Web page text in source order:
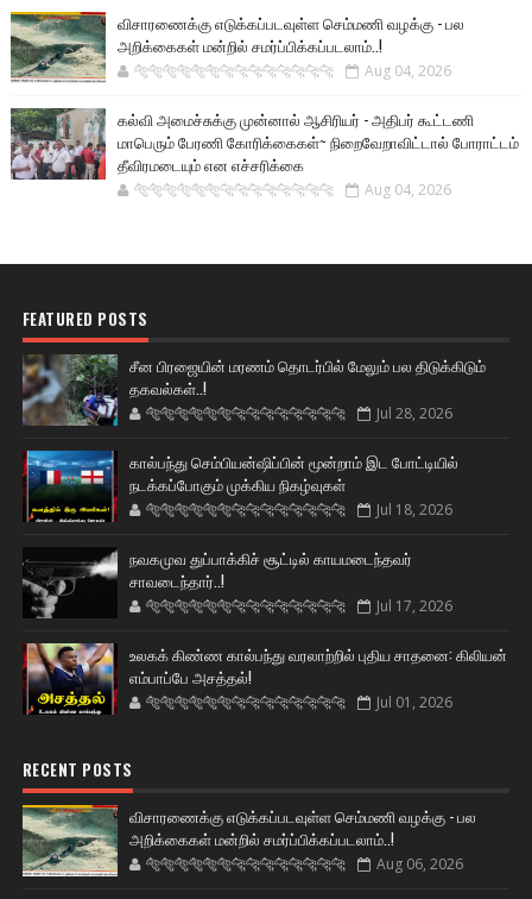
விசாரணைக்கு எடுக்கப்படவுள்ள செம்மணி வழக்கு - பல
அறிக்கைகள் மன்றில் சமர்ப்பிக்கப்படலாம்..!
🐅🐅🐅🐅🐅🐅🐆🐆🐆🐆🐆🐆🐆🐆 Aug 04, 2026
கல்வி அமைச்சுக்கு முன்னால் ஆசிரியர் - அதிபர் கூட்டணி
மாபெரும் பேரணி கோரிக்கைகள்~ நிறைவேறாவிட்டால் போராட்டம்
தீவிரமடையும் என எச்சரிக்கை
🐅🐅🐅🐅🐅🐅🐆🐆🐆🐆🐆🐆🐆🐆 Aug 04, 2026
FEATURED POSTS
சீன பிரஜையின் மரணம் தொடர்பில் மேலும் பல திடுக்கிடும்
தகவல்கள்..!
🐅🐅🐅🐅🐅🐅🐆🐆🐆🐆🐆🐆🐆🐆 Jul 28, 2026
கால்பந்து செம்பியன்ஷிப்பின் மூன்றாம் இட போட்டியில்
நடக்கப்போகும் முக்கிய நிகழ்வுகள்
🐅🐅🐅🐅🐅🐅🐆🐆🐆🐆🐆🐆🐆🐆 Jul 18, 2026
நவகமுவ துப்பாக்கிச் சூட்டில் காயமடைந்தவர்
சாவடைந்தார்..!
🐅🐅🐅🐅🐅🐅🐆🐆🐆🐆🐆🐆🐆🐆 Jul 17, 2026
உலகக் கிண்ண கால்பந்து வரலாற்றில் புதிய சாதனை: கிலியன்
எம்பாப்பே அசத்தல்!
🐅🐅🐅🐅🐅🐅🐆🐆🐆🐆🐆🐆🐆🐆 Jul 01, 2026
RECENT POSTS
விசாரணைக்கு எடுக்கப்படவுள்ள செம்மணி வழக்கு - பல
அறிக்கைகள் மன்றில் சமர்ப்பிக்கப்படலாம்..!
🐅🐅🐅🐅🐅🐅🐆🐆🐆🐆🐆🐆🐆🐆 Aug 06, 2026